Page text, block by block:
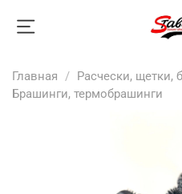
Главная
Расчески, щетки,
Брашинги, термобрашинги